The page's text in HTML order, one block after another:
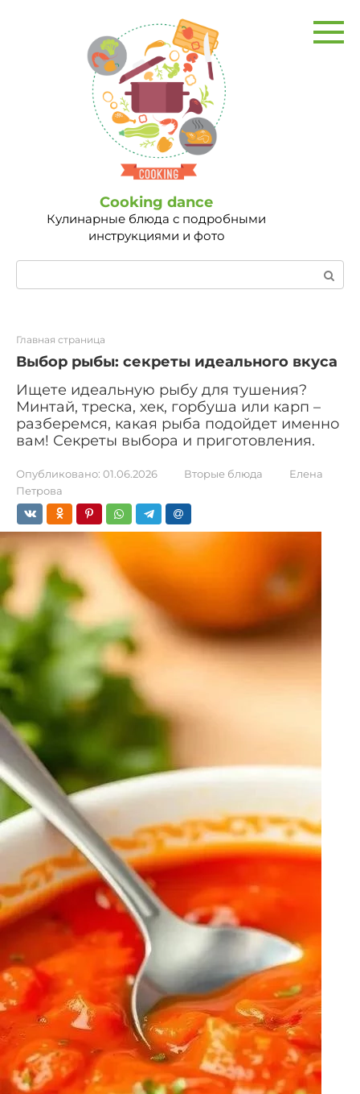
Сooking dance
Кулинарные блюда с подробными
инструкциями и фото
Поиск:
Главная страница
Выбор рыбы: секреты идеального вкуса
Ищете идеальную рыбу для тушения?
Минтай, треска, хек, горбуша или карп –
разберемся, какая рыба подойдет именно
вам! Секреты выбора и приготовления.
Опубликовано: 01.06.2026 Вторые блюда
Елена
Петрова